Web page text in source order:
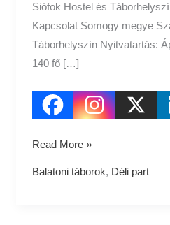
Siófok Hostel és
Kapcsolat Somogy megye
Táborhelyszín Nyitvatartás:
140 fő […]
Read More »
Balatoni táborok, Déli part